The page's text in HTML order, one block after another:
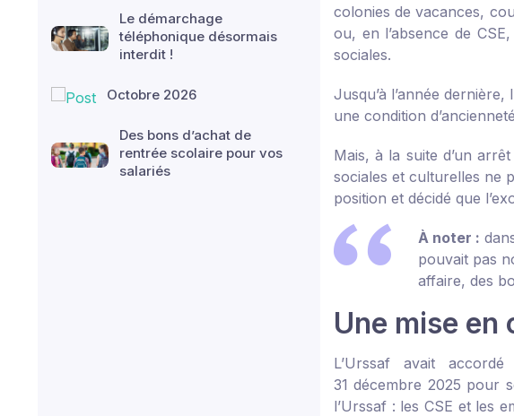
Le démarchage
téléphonique désormais
interdit !
Octobre 2026
Des bons d’achat de
rentrée scolaire pour vos
salariés
colonies de vacances,
ou, en l’absence de
sociales.
Jusqu’à l’année
une condition
Mais, à la suite d’unarrêt
sociales et culturelles ne
position et décidé que
À noter :
pouvait pas
affaire, des
Une mise
L’Urssaf avait
31 décembre 2025 pour
l’Urssaf : les CSE et les